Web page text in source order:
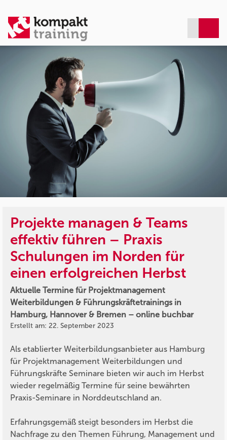
Projekte managen & Teams
effektiv führen – Praxis
Schulungen im Norden für
einen erfolgreichen Herbst
Aktuelle Termine für Projektmanagement
Weiterbildungen & Führungskräftetrainings in
Hamburg, Hannover & Bremen – online buchbar
Erstellt am: 22. September 2023
Als etablierter Weiterbildungsanbieter aus Hamburg
für Projektmanagement Weiterbildungen und
Führungskräfte Seminare bieten wir auch im Herbst
wieder regelmäßig Termine für seine bewährten
Praxis-Seminare in Norddeutschland an.
Erfahrungsgemäß steigt besonders im Herbst die
Nachfrage zu den Themen Führung, Management und